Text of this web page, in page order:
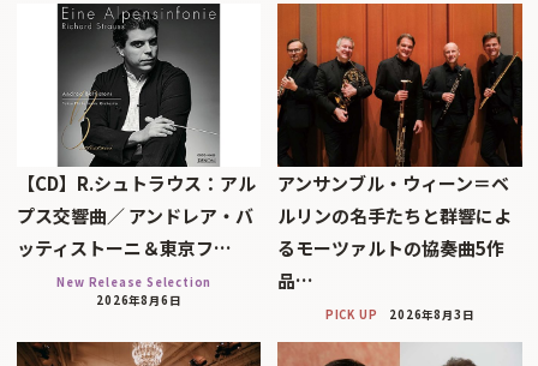
【CD】R.シュトラウス：アル
プス交響曲／ アンドレア・バ
ッティストーニ＆東京フ…
New Release Selection
2026年8月6日
アンサンブル・ウィーン＝ベ
ルリンの名手たちと群響によ
るモーツァルトの協奏曲5作
品…
PICK UP 2026年8月3日